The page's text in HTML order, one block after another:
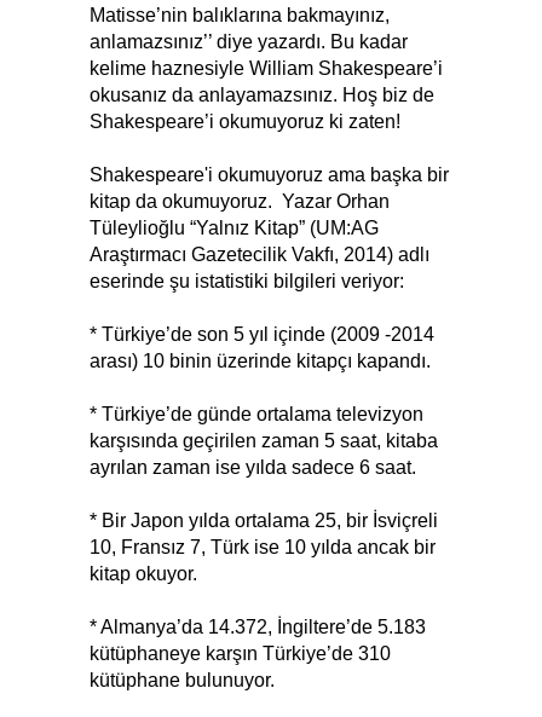
Matisse’nin balıklarına bakmayınız,
anlamazsınız’’ diye yazardı. Bu kadar
kelime haznesiyle William Shakespeare’i
okusanız da anlayamazsınız. Hoş biz de
Shakespeare’i okumuyoruz ki zaten!
Shakespeare'i okumuyoruz ama başka bir
kitap da okumuyoruz. Yazar Orhan
Tüleylioğlu “Yalnız Kitap” (UM:AG
Araştırmacı Gazetecilik Vakfı, 2014) adlı
eserinde şu istatistiki bilgileri veriyor:
* Türkiye’de son 5 yıl içinde (2009 -2014
arası) 10 binin üzerinde kitapçı kapandı.
* Türkiye’de günde ortalama televizyon
karşısında geçirilen zaman 5 saat, kitaba
ayrılan zaman ise yılda sadece 6 saat.
* Bir Japon yılda ortalama 25, bir İsviçreli
10, Fransız 7, Türk ise 10 yılda ancak bir
kitap okuyor.
* Almanya’da 14.372, İngiltere’de 5.183
kütüphaneye karşın Türkiye’de 310
kütüphane bulunuyor.